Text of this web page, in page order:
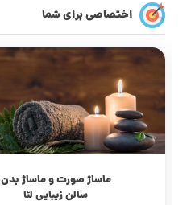
اختصاصی برای شما
ماساژ صورت و ماساژ بدن
سالن زیبایی لئا